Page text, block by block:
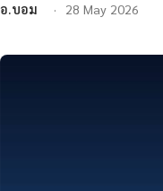
อ.บอม 28 May 2026